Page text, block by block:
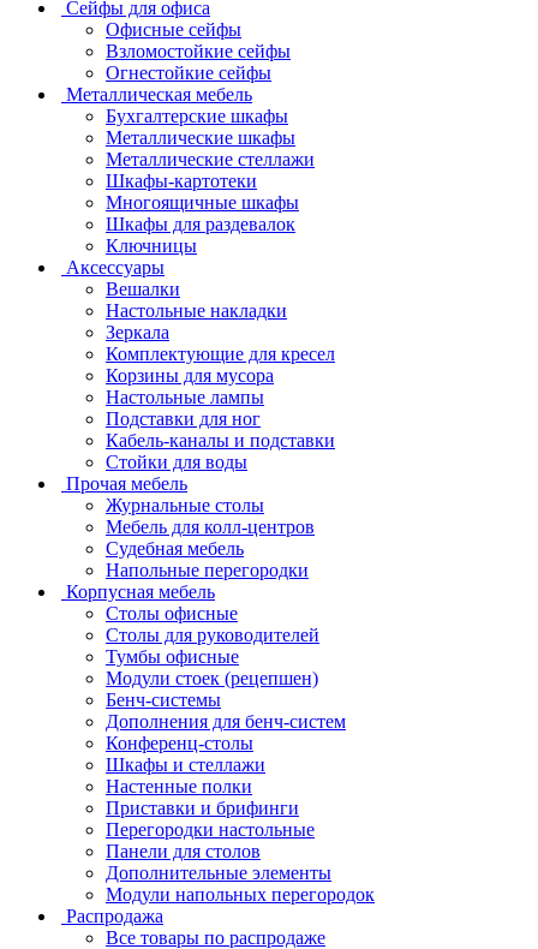
Сейфы для офиса
Офисные сейфы
Взломостойкие сейфы
Огнестойкие сейфы
Металлическая мебель
Бухгалтерские шкафы
Металлические шкафы
Металлические стеллажи
Шкафы-картотеки
Многоящичные шкафы
Шкафы для раздевалок
Ключницы
Аксессуары
Вешалки
Настольные накладки
Зеркала
Комплектующие для кресел
Корзины для мусора
Настольные лампы
Подставки для ног
Кабель-каналы и подставки
Стойки для воды
Прочая мебель
Журнальные столы
Мебель для колл-центров
Судебная мебель
Напольные перегородки
Корпусная мебель
Столы офисные
Столы для руководителей
Тумбы офисные
Модули стоек (рецепшен)
Бенч-системы
Дополнения для бенч-систем
Конференц-столы
Шкафы и стеллажи
Настенные полки
Приставки и брифинги
Перегородки настольные
Панели для столов
Дополнительные элементы
Модули напольных перегородок
Распродажа
Все товары по распродаже